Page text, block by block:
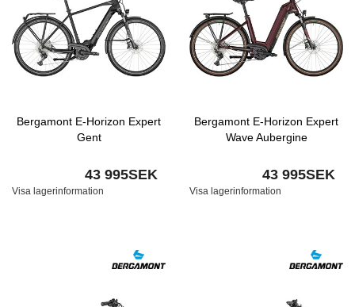
Bergamont E-Horizon Expert
Gent
43 995SEK
Visa lagerinformation
Bergamont E-Horizon Expert
Wave Aubergine
43 995SEK
Visa lagerinformation